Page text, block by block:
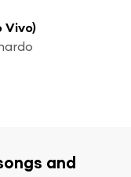
Vivo)
and